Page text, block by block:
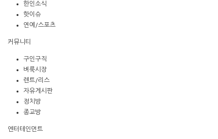
한인소식
핫이슈
연예/스포츠
커뮤니티
구인구직
벼룩시장
렌트/리스
자유게시판
정치방
종교방
엔터테인먼트